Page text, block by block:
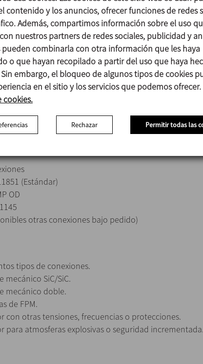
en contacto con el producto: Acero inoxidable 1.4404
piezas de acero: Acero inoxidable 1.4301 (AISI 304)
en contacto con el producto: EPDM
mecánico
giratoria: Carburo de Silicio (SiC)
estacionaria: Grafito (C)
EPDM
superficiales
Mate
(Estándar)
OD
otras conexiones bajo pedido)
tipos de conexiones.
mecánico SiC/SiC.
mecánico doble.
de FPM.
con otras tensiones, frecuencias o protecciones.
para atmosferas explosivas o seguridad
contenido y los anuncios, ofrecer funciones de redes
Además, compartimos información sobre el uso
nuestros partners de redes sociales, publicidad y
pueden combinarla con otra información que les haya
o que hayan recopilado a partir del uso que haya
Sin embargo, el bloqueo de algunos tipos de cookies
en el sitio y los servicios que podemos ofrecer.
cookies.
Rechazar Permitir todas las